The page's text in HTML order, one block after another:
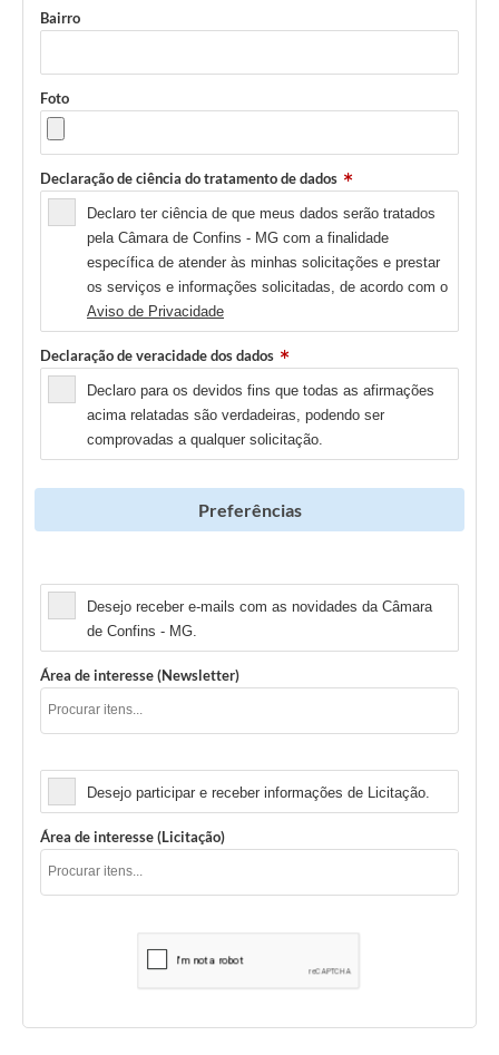
Bairro
Foto
Declaração de ciência do tratamento de dados
Declaro ter ciência de que meus dados serão tratados
pela Câmara de Confins - MG com a finalidade
específica de atender às minhas solicitações e prestar
os serviços e informações solicitadas, de acordo com o
Aviso de Privacidade
Declaração de veracidade dos dados
Declaro para os devidos fins que todas as afirmações
acima relatadas são verdadeiras, podendo ser
comprovadas a qualquer solicitação.
Preferências
Desejo receber e-mails com as novidades da Câmara
de Confins - MG.
Área de interesse (Newsletter)
Desejo participar e receber informações de Licitação.
Área de interesse (Licitação)